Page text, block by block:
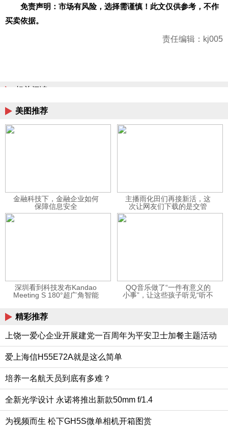
免责声明：市场有风险，选择需谨慎！此文仅供参考，不作
买卖依据。
责任编辑：kj005
相关阅读
美图推荐
金融科技下，金融企业如何
保障信息安全
主播雨化田们再接新活，这
次让网友们下载的是交管
12123APP
深圳看到科技发布Kandao
Meeting S 180°超广角智能
QQ音乐做了“一件有意义的
小事”，让这些孩子听见“听不
精彩推荐
上饶一爱心企业开展建党一百周年为平安卫士加餐主题活动
爱上海信H55E72A就是这么简单
培养一名航天员到底有多难？
全新光学设计 永诺将推出新款50mm f/1.4
为视频而生 松下GH5S微单相机开箱图赏